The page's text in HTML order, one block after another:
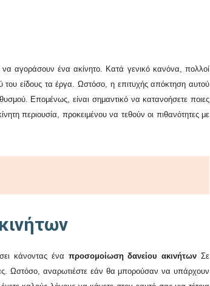
αγοράσουν ένα ακίνητο. Κατά γενικό κανόνα, πολλοί
του είδους τα έργα. Ωστόσο, η επιτυχής απόκτηση αυτού
Επομένως, είναι σημαντικό να κατανοήσετε ποιες
περιουσία, προκειμένου να τεθούν οι πιθανότητες με
κάνοντας ένα προσομοίωση δανείου ακινήτων Σε
Ωστόσο, αναρωτιέστε εάν θα μπορούσαν να υπάρχουν